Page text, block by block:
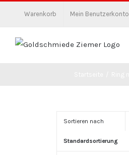
Warenkorb Mein Benutzerkonto
Sortieren nach
Standardsortierung